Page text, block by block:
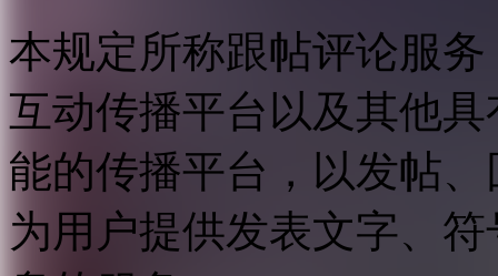
本规定所称跟帖评论服
互动传播平台以及其他
能的传播平台，以发帖
为用户提供发表文字、